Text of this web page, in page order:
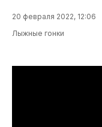
20 февраля 2022, 12:06
Лыжные гонки